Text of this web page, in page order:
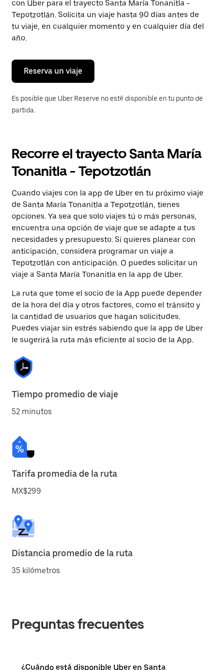
Presiona
la
tecla Esc
para
cerrar
calendario.
con Uber para el trayecto Santa María Tonanitla -
Tepotzotlán. Solicita un viaje hasta 90 días antes de
tu viaje, en cualquier momento y en cualquier día del
año.
Reserva un viaje
Es posible que Uber Reserve no esté disponible en tu punto de
partida.
Recorre el trayecto Santa María
Tonanitla - Tepotzotlán
Cuando viajes con la app de Uber en tu próximo viaje
de Santa María Tonanitla a Tepotzotlán, tienes
opciones. Ya sea que solo viajes tú o más personas,
encuentra una opción de viaje que se adapte a tus
necesidades y presupuesto. Si quieres planear con
anticipación, considera programar un viaje a
Tepotzotlán con anticipación. O puedes solicitar un
viaje a Santa María Tonanitla en la app de Uber.
La ruta que tome el socio de la App puede depender
de la hora del día y otros factores, como el tránsito y
la cantidad de usuarios que hagan solicitudes.
Puedes viajar sin estrés sabiendo que la app de Uber
le sugerirá la ruta más eficiente al socio de la App.
Tiempo promedio de viaje
52 minutos
Tarifa promedia de la ruta
MX$299
Distancia promedio de la ruta
35 kilómetros
Preguntas frecuentes
¿Cuándo está disponible Uber en Santa